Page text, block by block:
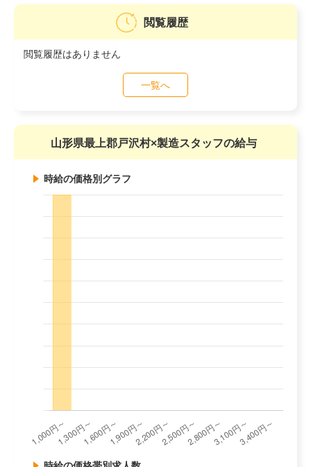
閲覧履歴
閲覧履歴はありません
一覧へ
山形県最上郡戸沢村×製造スタッフの給与
時給の価格別グラフ